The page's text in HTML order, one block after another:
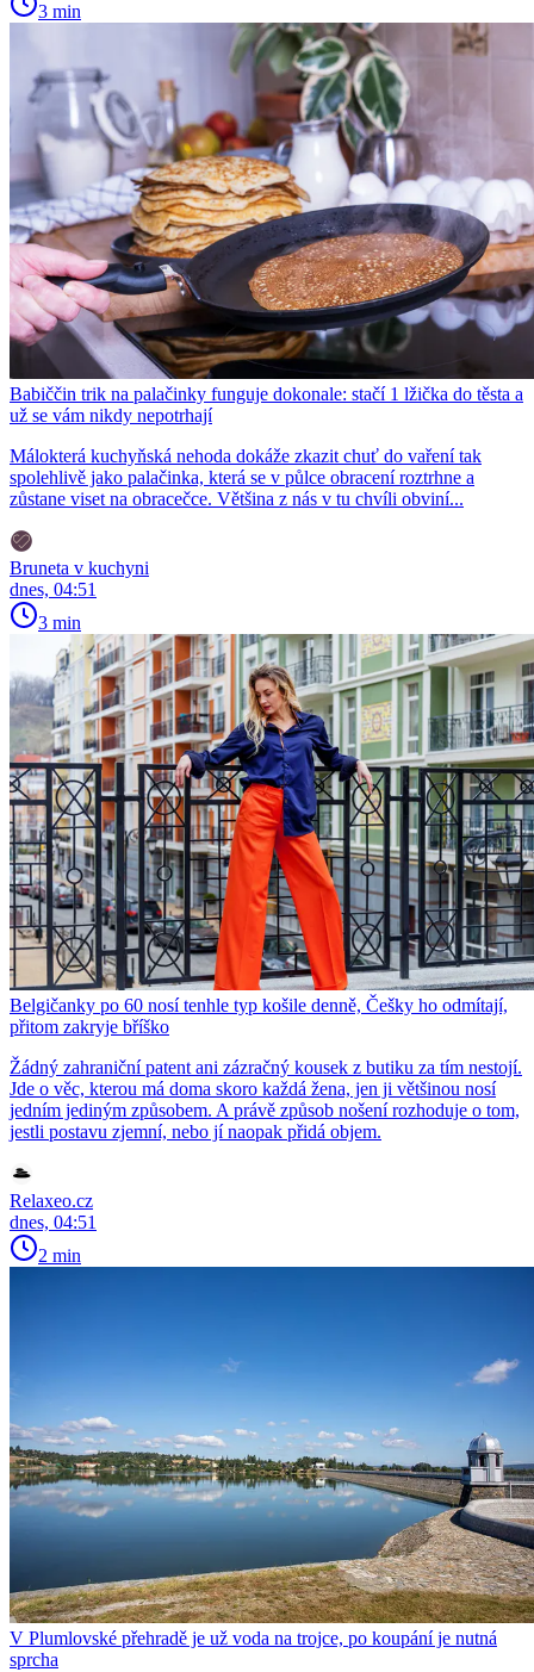
3 min
Babiččin trik na palačinky funguje dokonale: stačí 1 lžička do těsta a
už se vám nikdy nepotrhají
Málokterá kuchyňská nehoda dokáže zkazit chuť do vaření tak
spolehlivě jako palačinka, která se v půlce obracení roztrhne a
zůstane viset na obracečce. Většina z nás v tu chvíli obviní...
Bruneta v kuchyni
dnes, 04:51
3 min
Belgičanky po 60 nosí tenhle typ košile denně, Češky ho odmítají,
přitom zakryje bříško
Žádný zahraniční patent ani zázračný kousek z butiku za tím nestojí.
Jde o věc, kterou má doma skoro každá žena, jen ji většinou nosí
jedním jediným způsobem. A právě způsob nošení rozhoduje o tom,
jestli postavu zjemní, nebo jí naopak přidá objem.
Relaxeo.cz
dnes, 04:51
2 min
V Plumlovské přehradě je už voda na trojce, po koupání je nutná
sprcha